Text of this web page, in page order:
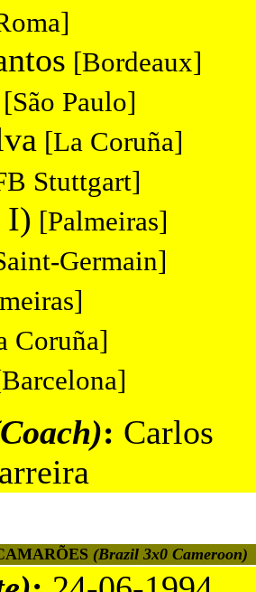
[Bordeaux]
[São Paulo]
[La Coruña]
Stuttgart]
I) [Palmeiras]
Germain]
Coruña]
: Carlos
(Brazil 3x0 Cameroon)